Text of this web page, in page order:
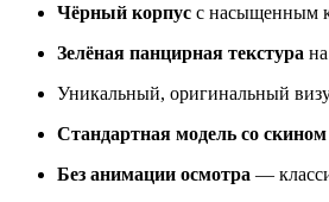
Чёрный корпус с насыщенным
Зелёная панцирная текстура
Уникальный, оригинальный
Стандартная модель со скином
Без анимации осмотра —